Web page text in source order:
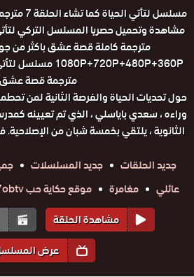
مسلسل
مترجمة كاملة قصة عشق باكثر من
مترجمة قصة
حول تحديات الحياة والفرصة الثانية لمن
وراءه ، سعدي باياسلي ، الذي تم تعيينه
الثانوية ، يلتقي بخمسة شبان من
جديد الحلقات
جديد المسلسلات
عائلي
مغامرة موقع حكاية حب 7obtv
مشاهدة الحلقة
عرض